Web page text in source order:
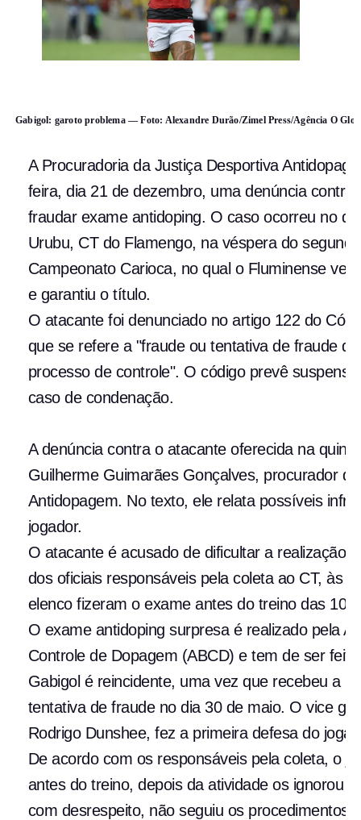
Gabigol: garoto problema — Foto: Alexandre Durão/Zimel Press/Agência O
A Procuradoria da Justiça Desportiva
feira, dia 21 de dezembro, uma denúncia contra
fraudar exame antidoping. O caso ocorreu no
Urubu, CT do Flamengo, na véspera do
Campeonato Carioca, no qual o Fluminense
e garantiu o título.
O atacante foi denunciado no artigo 122 do
que se refere a "fraude ou tentativa de fraude
processo de controle". O código prevê
caso de condenação.
A denúncia contra o atacante oferecida na
Guilherme Guimarães Gonçalves, procurador
Antidopagem. No texto, ele relata possíveis
jogador.
O atacante é acusado de dificultar a realização
dos oficiais responsáveis pela coleta ao CT, às
elenco fizeram o exame antes do treino das 10h.
O exame antidoping surpresa é realizado pela
Controle de Dopagem (ABCD) e tem de ser
Gabigol é reincidente, uma vez que recebeu a
tentativa de fraude no dia 30 de maio. O vice
Rodrigo Dunshee, fez a primeira defesa do
De acordo com os responsáveis pela coleta, o
antes do treino, depois da atividade os ignorou
com desrespeito, não seguiu os procedimentos